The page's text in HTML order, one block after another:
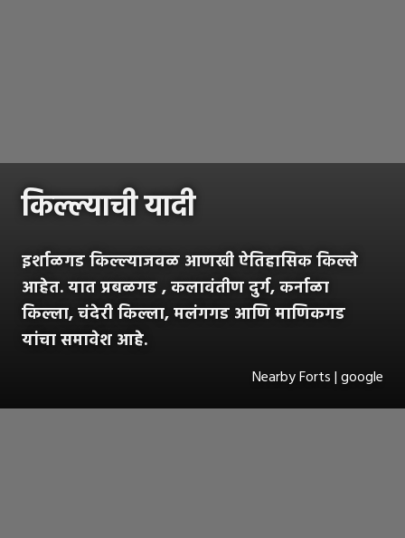
किल्ल्याची यादी
इर्शाळगड किल्ल्याजवळ आणखी ऐतिहासिक किल्ले
आहेत. यात प्रबळगड , कलावंतीण दुर्ग, कर्नाळा
किल्ला, चंदेरी किल्ला, मलंगगड आणि माणिकगड
यांचा समावेश आहे.
Nearby Forts | google